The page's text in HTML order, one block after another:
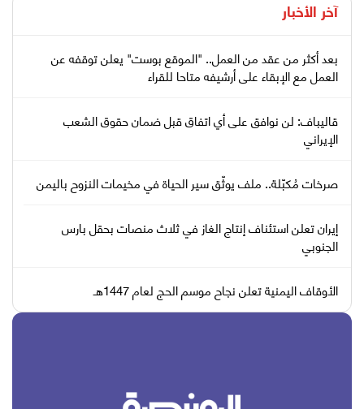
آخر الأخبار
بعد أكثر من عقد من العمل.. "الموقع بوست" يعلن توقفه عن
العمل مع الإبقاء على أرشيفه متاحا للقراء
قاليباف: لن نوافق على أي اتفاق قبل ضمان حقوق الشعب
الإيراني
صرخات مُكبّلة.. ملف يوثّق سير الحياة في مخيمات النزوح باليمن
إيران تعلن استئناف إنتاج الغاز في ثلاث منصات بحقل بارس
الجنوبي
الأوقاف اليمنية تعلن نجاح موسم الحج لعام 1447هـ